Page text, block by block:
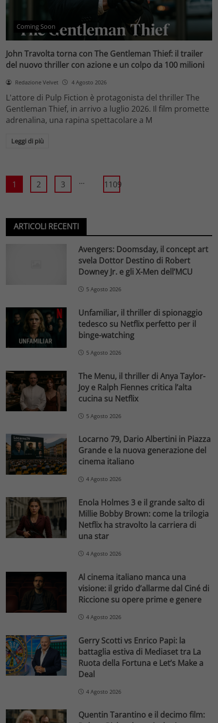
Coming Soon
John Travolta torna con The Gentleman Thief: il trailer
del nuovo thriller con azione e un colpo da 100 milioni
Redazione Velvet 4 Agosto 2026
L'attore di Pulp Fiction è protagonista del thriller The
Gentleman Thief, in arrivo a luglio 2026. Il film promette
adrenalina, una rapina spettacolare a M
Leggi di più
1 2 3 ... 1109
ARTICOLI RECENTI
Avengers: Doomsday, il concept art
svela Dottor Destino di Robert
Downey Jr. e gli X-Men dell’MCU
5 Agosto 2026
Unfamiliar, il thriller di spionaggio
tedesco su Netflix perfetto per il
binge-watching
5 Agosto 2026
The Menu, il thriller di Anya Taylor-
Joy e Ralph Fiennes critica l’alta
cucina su Netflix
5 Agosto 2026
Locarno 79, Dario Albertini in Piazza
Grande e la nuova generazione del
cinema italiano
4 Agosto 2026
Enola Holmes 3 e il grande salto di
Millie Bobby Brown: come la trilogia
Netflix ha stravolto la carriera di
una star
4 Agosto 2026
Al cinema italiano manca una
visione: il grido d’allarme dal Ciné di
Riccione su opere prime e genere
4 Agosto 2026
Gerry Scotti vs Enrico Papi: la
battaglia estiva di Mediaset tra La
Ruota della Fortuna e Let’s Make a
Deal
4 Agosto 2026
Quentin Tarantino e il decimo film: